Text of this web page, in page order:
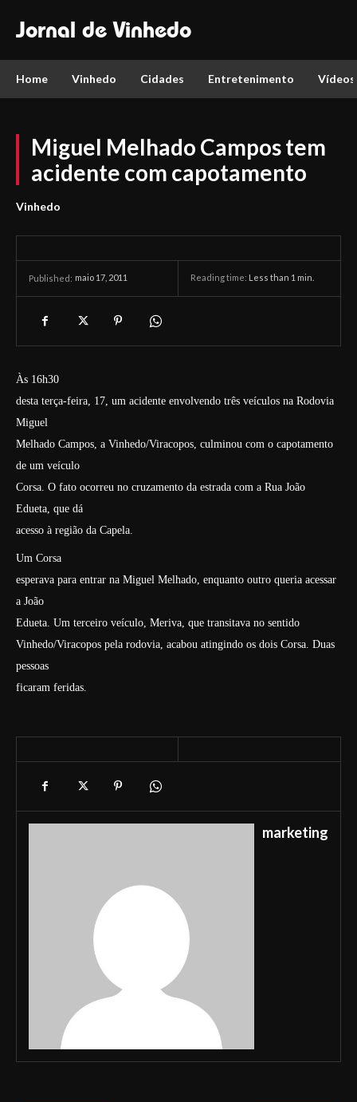
Jornal de Vinhedo
Home Vinhedo Cidades Entretenimento Vídeos
Miguel Melhado Campos tem
acidente com capotamento
Vinhedo
Published: maio 17, 2011 Reading time: Less than 1 min.
Às 16h30
desta terça-feira, 17, um acidente envolvendo três veículos na Rodovia
Miguel
Melhado Campos, a Vinhedo/Viracopos, culminou com o capotamento
de um veículo
Corsa. O fato ocorreu no cruzamento da estrada com a Rua João
Edueta, que dá
acesso à região da Capela.
Um Corsa
esperava para entrar na Miguel Melhado, enquanto outro queria acessar
a João
Edueta. Um terceiro veículo, Meriva, que transitava no sentido
Vinhedo/Viracopos pela rodovia, acabou atingindo os dois Corsa. Duas
pessoas
ficaram feridas.
marketing